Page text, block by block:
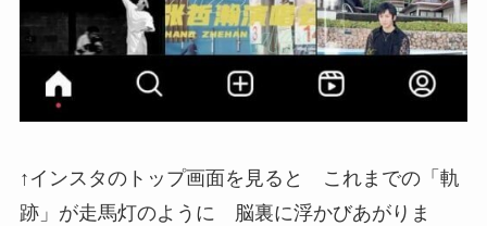
↑インスタのトップ画面を見ると これまでの「軌
跡」が走馬灯のように 脳裏に浮かびあがりま